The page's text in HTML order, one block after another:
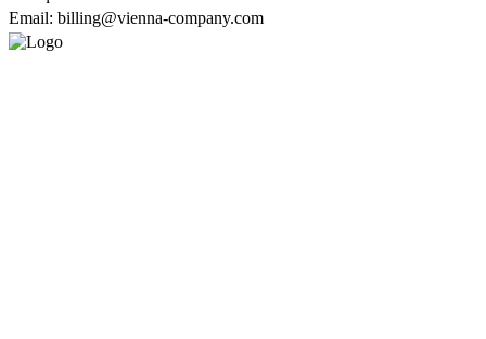
Email: billing@vienna-company.com